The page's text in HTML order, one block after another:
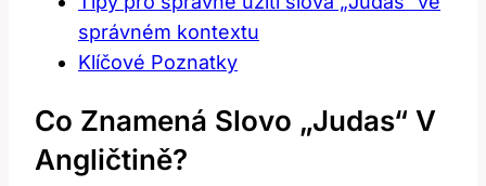
správném kontextu
Klíčové Poznatky
Co Znamená Slovo „Judas“ V
Angličtině?